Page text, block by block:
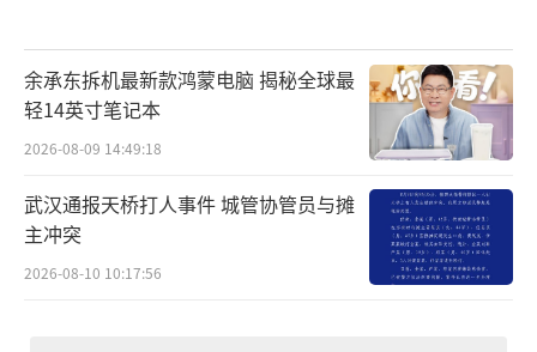
余承东拆机最新款鸿蒙电脑 揭秘全球最
轻14英寸笔记本
2026-08-09 14:49:18
武汉通报天桥打人事件 城管协管员与摊
主冲突
2026-08-10 10:17:56